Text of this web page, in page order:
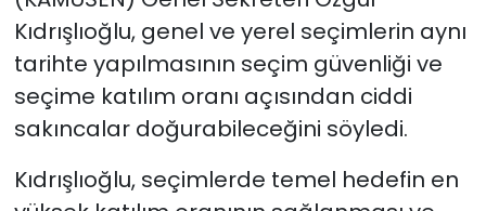
Kıdrışlıoğlu, genel ve yerel seçimlerin aynı
tarihte yapılmasının seçim güvenliği ve
seçime katılım oranı açısından ciddi
sakıncalar doğurabileceğini söyledi.
Kıdrışlıoğlu, seçimlerde temel hedefin en
Teknoloji
TÜRKiYE